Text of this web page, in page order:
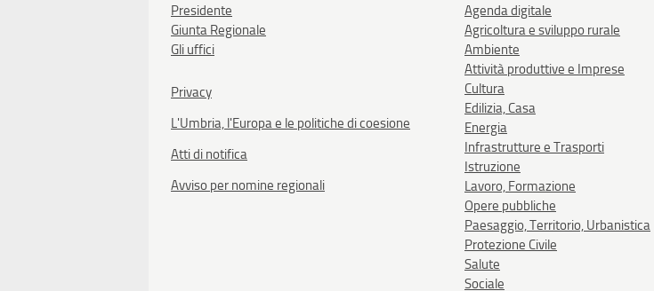
Presidente
Giunta Regionale
Gli uffici
Privacy
L'Umbria, l'Europa e le politiche di coesione
Atti di notifica
Avviso per nomine regionali
Agenda digitale
Agricoltura e sviluppo rurale
Ambiente
Attività produttive e Imprese
Cultura
Edilizia, Casa
Energia
Infrastrutture e Trasporti
Istruzione
Lavoro, Formazione
Opere pubbliche
Paesaggio, Territorio, Urbanistica
Protezione Civile
Salute
Sociale